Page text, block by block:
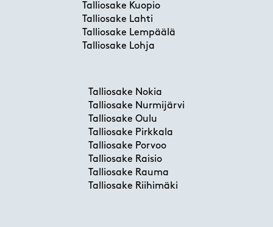
Talliosake Kuopio
Talliosake Lahti
Talliosake Lempäälä
Talliosake Lohja
Talliosake Nokia
Talliosake Nurmijärvi
Talliosake Oulu
Talliosake Pirkkala
Talliosake Porvoo
Talliosake Raisio
Talliosake Rauma
Talliosake Riihimäki